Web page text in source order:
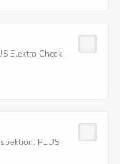
Elektro Check-
PLUS